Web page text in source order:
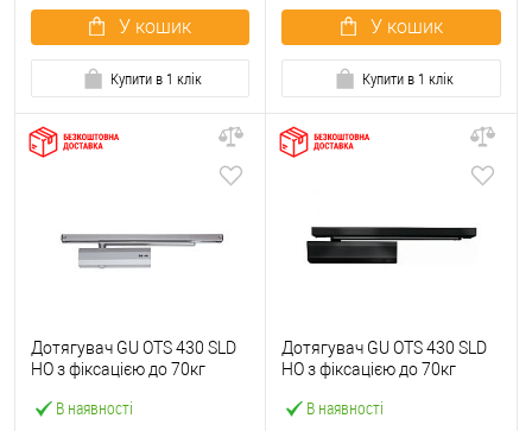
У кошик
Купити в 1 клік
У кошик
Купити в 1 клік
В наявності
Дотягувач GU ОТS 430 SLD
HO з фіксацією до 70кг
В наявності
Дотягувач GU ОТS 430 SLD
HO з фіксацією до 70кг